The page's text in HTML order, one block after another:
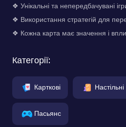
❖ Унікальні та непередбачувані
❖ Використання стратегій для
❖ Кожна карта має значення і
Категорії:
Карткові Настільні
Пасьянс